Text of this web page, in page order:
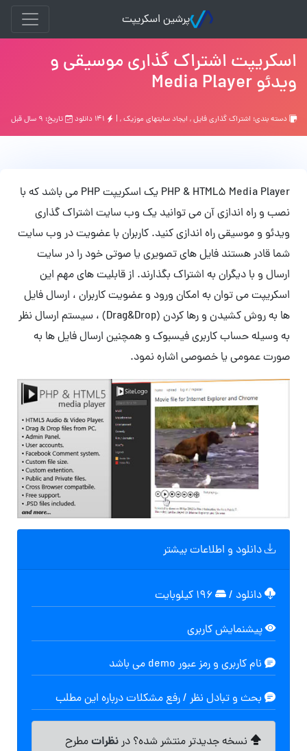
پرشین اسکریپت
اسکریپت اشتراک گذاری موسیقی و
ویدئو Media Player
دسته بندی: اشتراك گذاري فايل, ایجاد سایتهای موزیک, | تاریخ: ۹ سال قبل
PHP & HTML5 Media Player یک اسکریپت PHP می باشد که با
نصب و راه اندازی آن می توانید یک وب سایت اشتراک گذاری
ویدئو و موسیقی راه اندازی کنید. کاربران با عضویت در وب سایت
شما قادر هستند فایل های تصویری یا صوتی خود را در سایت
ارسال و با دیگران به اشتراک بگذارند. از قابلیت های مهم این
اسکریپت می توان به امکان ورود و عضویت کاربران ، ارسال فایل
ها به روش کشیدن و رها کردن (Drag&Drop) ، سیستم ارسال نظر
به وسیله حساب کاربری فیسبوک و همچنین ارسال فایل ها به
صورت عمومی یا خصوصی اشاره نمود.
دانلود و اطلاعات بیشتر
دانلود /
پیشنمایش کاربری
نام کاربری و رمز عبور demo می باشد
بحث و تبادل نظر / رفع مشکلات درباره این مطلب
نسخه جدیدتر منتشر شده؟ درنظراتمطرح